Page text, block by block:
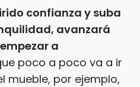
confianza y suba
avanzará
a
poco a poco va a ir
mueble, por ejemplo,